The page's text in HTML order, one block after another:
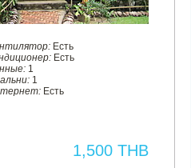
Есть
Есть
1
1
Есть
1,500 THB